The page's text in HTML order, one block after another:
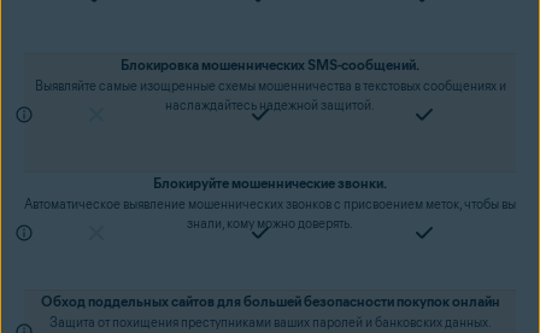
Блокировка мошеннических SMS-сообщений.
Выявляйте самые изощренные схемы мошенничества в текстовых сообщениях и
наслаждайтесь надежной защитой.
Блокируйте мошеннические звонки.
Автоматическое выявление мошеннических звонков с присвоением меток, чтобы вы
знали, кому можно доверять.
Обход поддельных сайтов для большей безопасности покупок онлайн
Защита от похищения преступниками ваших паролей и банковских данных.